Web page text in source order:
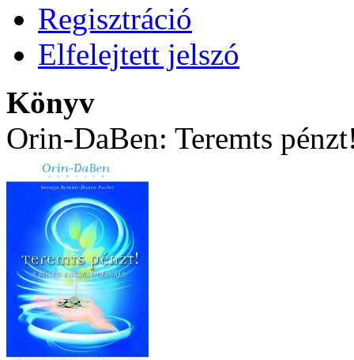
Regisztráció
Elfelejtett jelszó
Könyv
Orin-DaBen: Teremts